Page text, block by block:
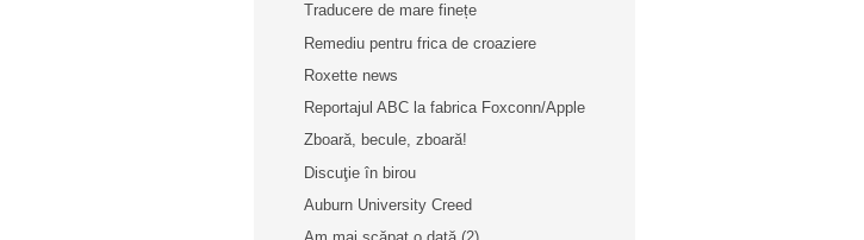
Traducere de mare finețe
Remediu pentru frica de croaziere
Roxette news
Reportajul ABC la fabrica Foxconn/Apple
Zboară, becule, zboară!
Discuţie în birou
Auburn University Creed